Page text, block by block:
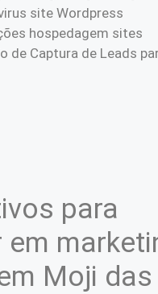
site Wordpress
hospedagem sites
de Captura de Leads
para
em
Moji das